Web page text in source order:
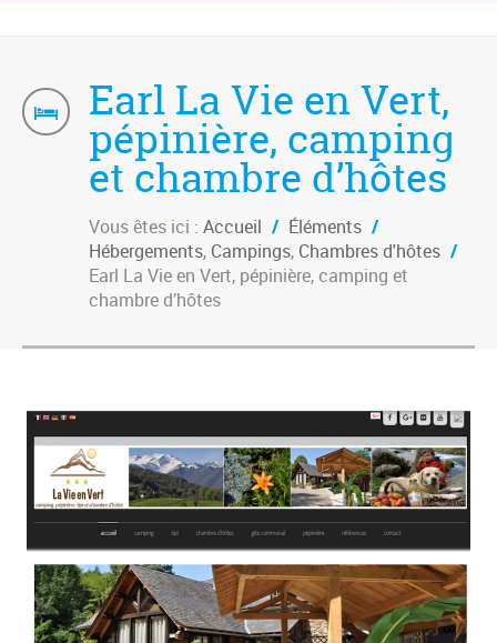
Earl La Vie en Vert,
pépinière, camping
et chambre d’hôtes
Vous êtes ici : Accueil / Éléments /
Hébergements, Campings, Chambres d'hôtes /
Earl La Vie en Vert, pépinière, camping et
chambre d’hôtes